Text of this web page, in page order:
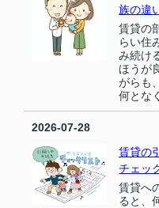
族の違
賃貸の
らい住
み続け
ほうが
がらも
何とな
2026-07-28
賃貸の
チェッ
賃貸へ
ると、